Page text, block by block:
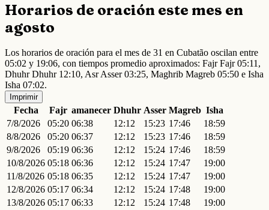
Horarios de oración este mes en
agosto
Los horarios de oración para el mes de 31 en Cubatão oscilan entre
05:02 y 19:06, con tiempos promedio aproximados: Fajr Fajr 05:11,
Dhuhr Dhuhr 12:10, Asr Asser 03:25, Maghrib Magreb 05:50 e Isha
Isha 07:02.
Imprimir
Fecha Fajr amanecer Dhuhr Asser Magreb Isha
7/8/2026
05:20 06:38 12:12 15:23 17:46
18:59
8/8/2026
05:20 06:37 12:12 15:23 17:46
18:59
9/8/2026
05:19 06:36 12:12 15:24 17:46
18:59
10/8/2026 05:18 06:36 12:12 15:24 17:47
19:00
11/8/2026 05:18 06:35 12:12 15:24 17:47
19:00
12/8/2026 05:17 06:34 12:12 15:24 17:48
19:00
13/8/2026 05:17 06:33 12:12 15:24 17:48
19:00